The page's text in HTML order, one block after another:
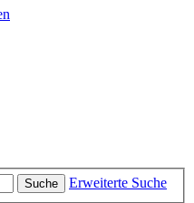
Suche
Erweiterte Suche